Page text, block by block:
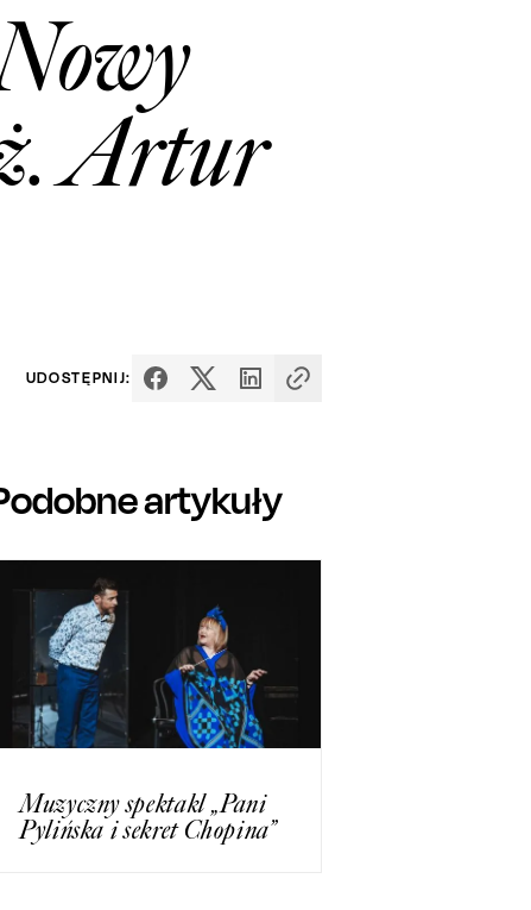
Artur
UDOSTĘPNIJ:
artykuły
Muzyczny spektakl „Pani
Pylińska i sekret Chopina”